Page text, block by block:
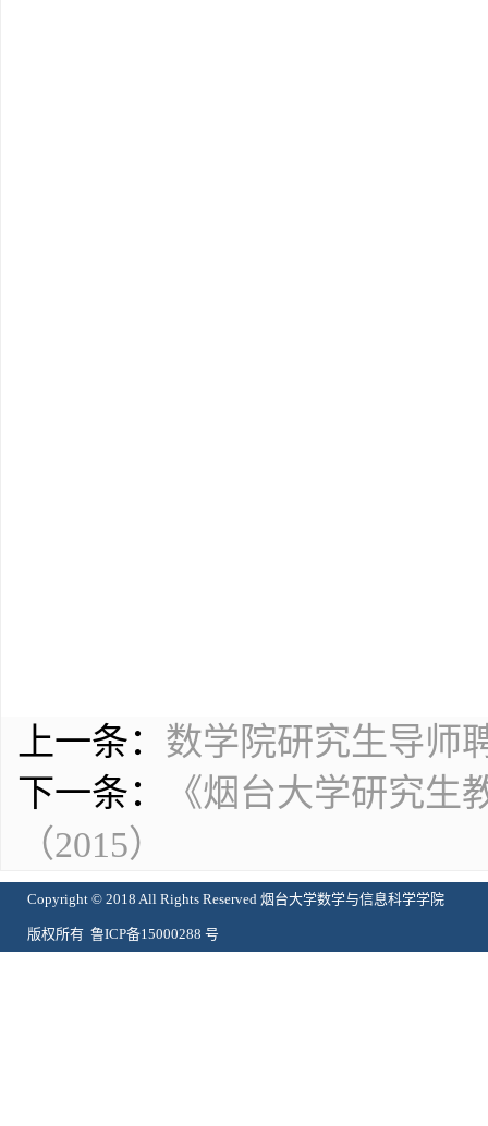
上一条： 数学院研究生导师
下一条：
《烟台大学研究
（2015）
Copyright © 2018 All Rights Reserved 烟台大学数学与信息科学学院
版权所有 鲁ICP备15000288 号